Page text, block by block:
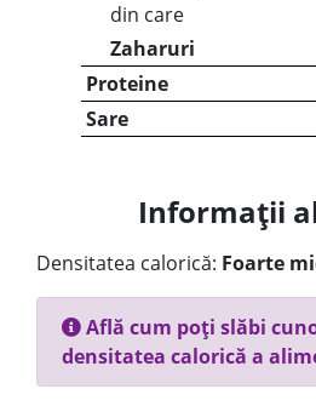
din care
Zaharuri
Proteine
Sare
Informații
Densitatea calorică: Foarte
Află cum poți slăbi
densitatea calorică a